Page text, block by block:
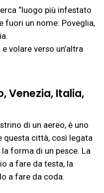
“luogo più infestato
fuori un nome: Poveglia,
volare verso un’altra
Venezia, Italia,
di un aereo, è uno
questa città, così legata
forma di un pesce. La
a fare da testa, la
a fare da coda.